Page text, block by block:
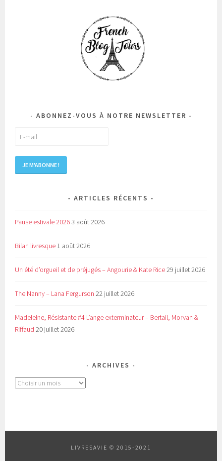
ABONNEZ-VOUS À NOTRE NEWSLETTER
ARTICLES RÉCENTS
Pause estivale 20263 août 2026
Bilan livresque 1 août 2026
Un été d’orgueil et de préjugés – Angourie & Kate Rice29 juillet 2026
The Nanny – Lana Fergurson 22 juillet 2026
Madeleine, Résistante #4 L’ange exterminateur – Bertail, Morvan &
Riffaud 20 juillet 2026
ARCHIVES
Archives
LIVRESAVIE © 2015-2021